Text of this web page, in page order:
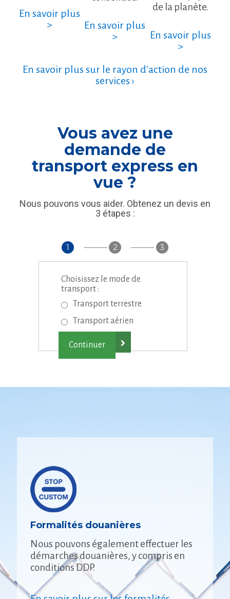
En savoir plus
>
En savoir plus
>
de la planète.
En savoir plus
>
En savoir plus sur le rayon d'action de nos
services ›
Vous avez une
demande de
transport express en
vue ?
Nous pouvons vous aider. Obtenez un devis en
3 étapes :
1 2 3
Choisissez le mode de
transport :
Transport terrestre
Transport aérien

Formalités douanières
Nous pouvons également effectuer les
démarches douanières, y compris en
conditions DDP.